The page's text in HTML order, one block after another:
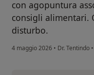
con agopuntura
consigli alimentari.
disturbo.
4 maggio 2026 • Dr. Tentindo •